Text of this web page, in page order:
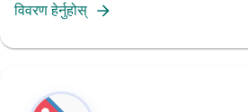
विवरण हेर्नुहोस्